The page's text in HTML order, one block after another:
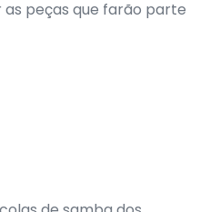
peças que farão parte